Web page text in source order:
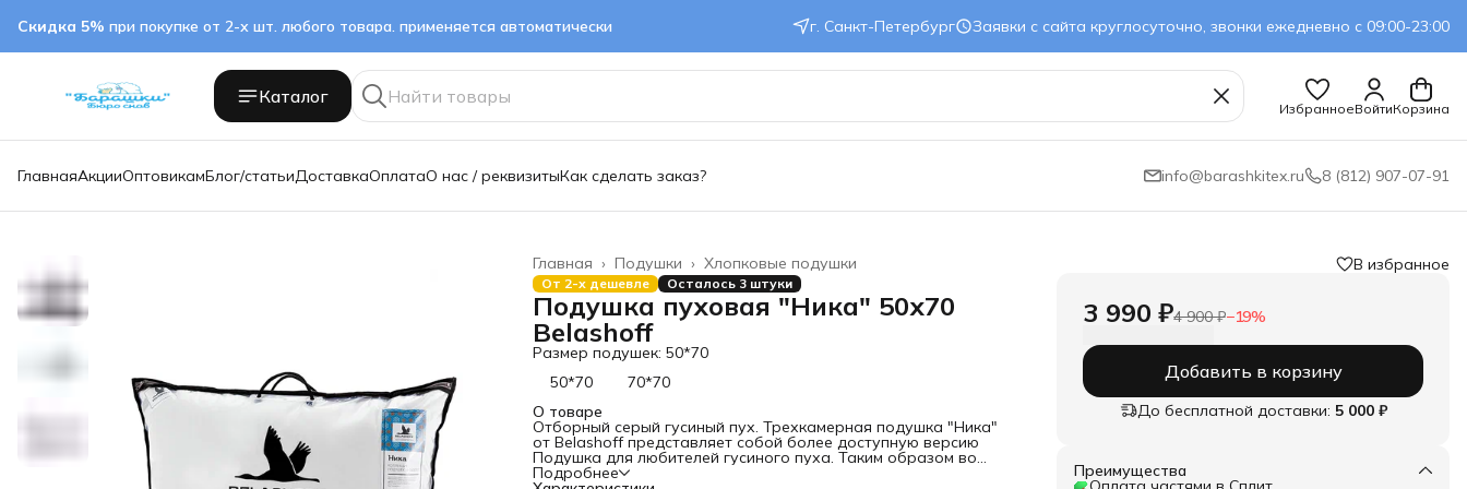
Скидка 5% при покупке от 2-х шт. любого товара. применяется автоматически г. Санкт-Петербург Заявки с сайта круглосуточно, звонки ежедневно с 09:00-23:00
Каталог
ИзбранноеВойтиКорзина
ГлавнаяАкцииОптовикамБлог/статьиДоставкаОплатаО нас / реквизитыКак сделать заказ? info@barashkitex.ru 8 (812) 907-07-91
Хлопковые подушки
Подушки ›
Главная ›
От 2-х дешевле Осталось 3 штуки
Подушка пуховая "Ника" 50х70
Belashoff
Размер подушек: 50*70
50*70
70*70
О товаре
Отборный серый гусиный пух. Трехкамерная подушка "Ника"
от Belashoff представляет собой более доступную версию
Подушка для любителей гусиного пуха. Таким образом во
внутреннюю камеру Подушка зашивают пухо-перовую смесь,
Подробнее
В избранное
3 990 ₽4 900 ₽−19%
Добавить в корзину
До бесплатной доставки: 5 000 ₽
Преимущества